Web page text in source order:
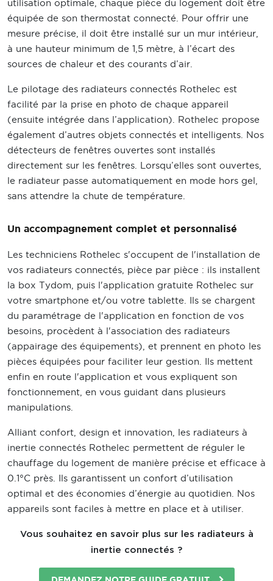
utilisation optimale, chaque pièce du logement doit être
équipée de son thermostat connecté. Pour offrir une
mesure précise, il doit être installé sur un mur intérieur,
à une hauteur minimum de 1,5 mètre, à l’écart des
sources de chaleur et des courants d’air.
Le pilotage des radiateurs connectés Rothelec est
facilité par la prise en photo de chaque appareil
(ensuite intégrée dans l’application). Rothelec propose
également d’autres objets connectés et intelligents. Nos
détecteurs de fenêtres ouvertes sont installés
directement sur les fenêtres. Lorsqu’elles sont ouvertes,
le radiateur passe automatiquement en mode hors gel,
sans attendre la chute de température.
Un accompagnement complet et personnalisé
Les techniciens Rothelec s'occupent de l'installation de
vos radiateurs connectés, pièce par pièce : ils installent
la box Tydom, puis l'application gratuite Rothelec sur
votre smartphone et/ou votre tablette. Ils se chargent
du paramétrage de l'application en fonction de vos
besoins, procèdent à l'association des radiateurs
(appairage des équipements), et prennent en photo les
pièces équipées pour faciliter leur gestion. Ils mettent
enfin en route l'application et vous expliquent son
fonctionnement, en vous guidant dans plusieurs
manipulations.
Alliant confort, design et innovation, les radiateurs à
inertie connectés Rothelec permettent de réguler le
chauffage du logement de manière précise et efficace à
0.1°C près. Ils garantissent un confort d’utilisation
optimal et des économies d’énergie au quotidien. Nos
appareils sont faciles à mettre en place et à utiliser.
Vous souhaitez en savoir plus sur les radiateurs à
inertie connectés ?